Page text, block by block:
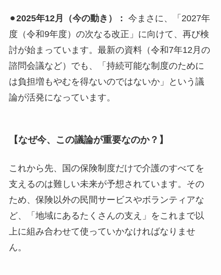
⚫︎2025年12月（今の動き）： 今まさに、「2027年
度（令和9年度）の次なる改正」に向けて、再び検
討が始まっています。最新の資料（令和7年12月の
諮問会議など）でも、「持続可能な制度のために
は負担増もやむを得ないのではないか」という議
論が活発になっています。
【なぜ今、この議論が重要なのか？】
これから先、国の保険制度だけで介護のすべてを
支えるのは難しい未来が予想されています。その
ため、保険以外の民間サービスやボランティアな
ど、「地域にあるたくさんの支え」をこれまで以
上に組み合わせて使っていかなければなりませ
ん。